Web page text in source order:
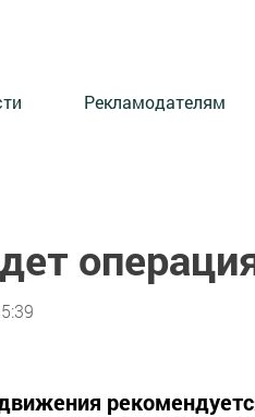
Рекламодателям